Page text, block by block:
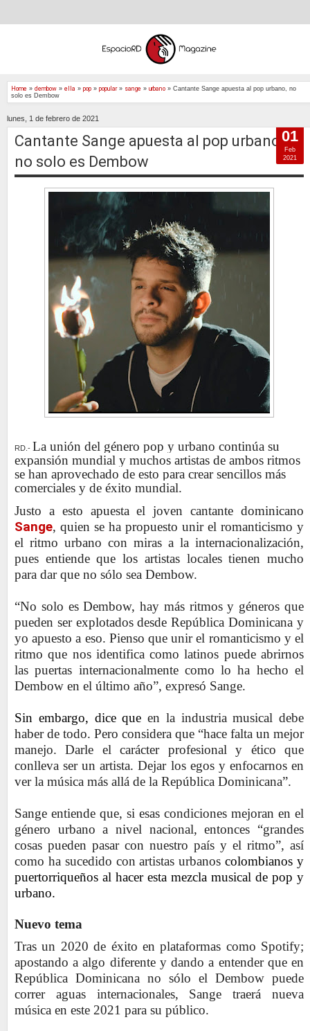
Home » dembow » ella » pop » popular» sange » urbano » Cantante Sange apuesta al pop urbano, no
solo es Dembow
lunes, 1 de febrero de 2021
Cantante Sange apuesta al pop urbano,
no solo es Dembow
RD.- La unión del género pop y urbano continúa su
expansión mundial y muchos artistas de ambos ritmos
se han aprovechado de esto para crear sencillos más
comerciales y de éxito mundial.
Justo a esto apuesta el joven cantante dominicano
Sange, quien se ha propuesto unir el romanticismo y
el ritmo urbano con miras a la internacionalización,
pues entiende que los artistas locales tienen mucho
para dar que no sólo sea Dembow.
“No solo es Dembow, hay más ritmos y géneros que
pueden ser explotados desde República Dominicana y
yo apuesto a eso. Pienso que unir el romanticismo y el
ritmo que nos identifica como latinos puede abrirnos
las puertas internacionalmente como lo ha hecho el
Dembow en el último año”, expresó Sange.
Sin embargo, dice que en la industria musical debe
haber de todo. Pero considera que “hace falta un mejor
manejo. Darle el carácter profesional y ético que
conlleva ser un artista. Dejar los egos y enfocarnos en
ver la música más allá de la República Dominicana”.
Sange entiende que, si esas condiciones mejoran en el
género urbano a nivel nacional, entonces “grandes
cosas pueden pasar con nuestro país y el ritmo”, así
como ha sucedido con artistas urbanoscolombianos y
puertorriqueños al hacer esta mezcla musical de pop y
urbano.
Nuevo tema
Tras un 2020 de éxito en plataformas como Spotify;
apostando a algo diferente y dando a entender que en
República Dominicana no sólo el Dembow puede
correr aguas internacionales, Sange traerá nueva
música en este 2021 para su público.
01
Feb
2021